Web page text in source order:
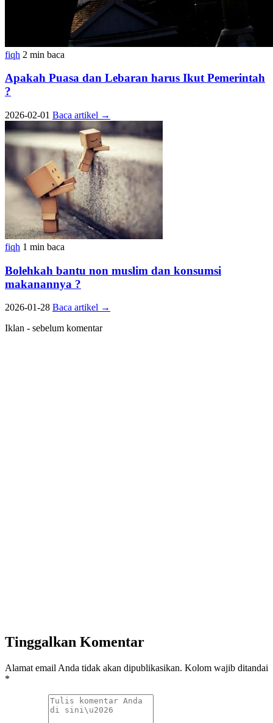
fiqh 2 min baca
Apakah Puasa dan Lebaran harus Ikut Pemerintah
?
2026-02-01 Baca artikel →
fiqh 1 min baca
Bolehkah bantu non muslim dan konsumsi
makanannya ?
2026-01-28 Baca artikel →
Iklan - sebelum komentar
Tinggalkan Komentar
Alamat email Anda tidak akan dipublikasikan. Kolom wajib ditandai
*